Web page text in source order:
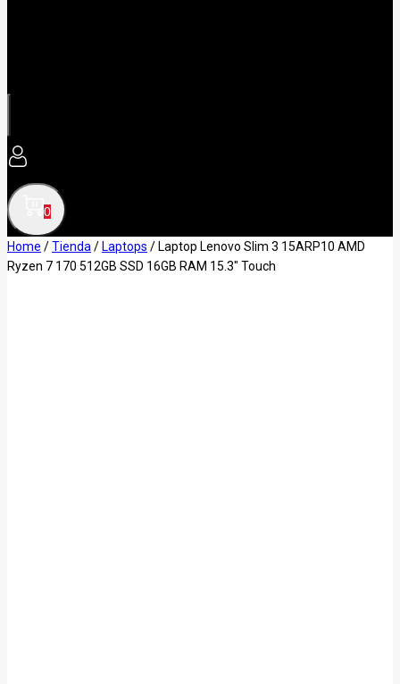
0
Home /Tienda / Laptops / Laptop Lenovo Slim 3 15ARP10 AMD
Ryzen 7 170 512GB SSD 16GB RAM 15.3″ Touch